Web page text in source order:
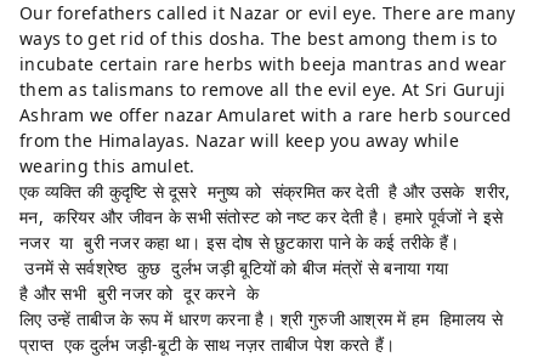
Our forefathers called it Nazar or evil eye. There are many
ways to get rid of this dosha. The best among them is to
incubate certain rare herbs with beeja mantras and wear
them as talismans to remove all the evil eye. At Sri Guruji
Ashram we offer nazar Amularet with a rare herb sourced
from the Himalayas. Nazar will keep you away while
wearing this amulet.
एक व्यक्ति की कुदृष्टि से दूसरे मनुष्य को संक्रमित कर देती है और उसके शरीर,
मन, करियर और जीवन के सभी संतोस्ट को नष्ट कर देती है। हमारे पूर्वजों ने इसे
नजर या बुरी नजर कहा था। इस दोष से छुटकारा पाने के कई तरीके हैं।
उनमें से सर्वश्रेष्ठ कुछ दुर्लभ जड़ी बूटियों को बीज मंत्रों से बनाया गया
है और सभी बुरी नजर को दूर करने के
लिए उन्हें ताबीज के रूप में धारण करना है। श्री गुरुजी आश्रम में हम हिमालय से
प्राप्त एक दुर्लभ जड़ी-बूटी के साथ नज़र ताबीज पेश करते हैं।